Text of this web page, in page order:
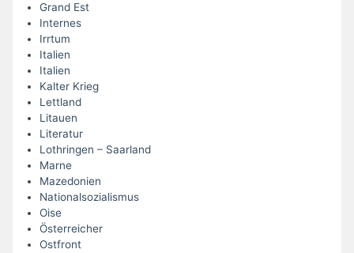
Grand Est
Internes
Irrtum
Italien
Italien
Kalter Krieg
Lettland
Litauen
Literatur
Lothringen – Saarland
Marne
Mazedonien
Nationalsozialismus
Oise
Österreicher
Ostfront